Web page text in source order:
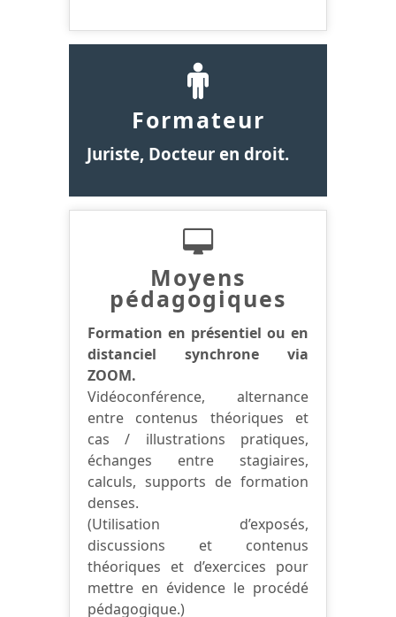
Formateur
Juriste, Docteur en droit.
Moyens
pédagogiques
Formation en présentiel ou en
distanciel synchrone via
ZOOM.
Vidéoconférence, alternance
entre contenus théoriques et
cas / illustrations pratiques,
échanges entre stagiaires,
calculs, supports de formation
denses.
(Utilisation d’exposés,
discussions et contenus
théoriques et d’exercices pour
mettre en évidence le procédé
pédagogique.)